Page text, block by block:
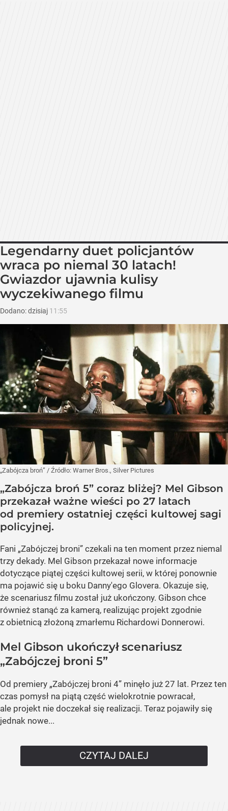
Legendarny duet policjantów
wraca po niemal 30 latach!
Gwiazdor ujawnia kulisy
wyczekiwanego filmu
Dodano:dzisiaj 11:55
„Zabójcza broń” / Źródło: Warner Bros., Silver Pictures
„Zabójcza broń 5” coraz bliżej? Mel Gibson
przekazał ważne wieści po 27 latach
od premiery ostatniej części kultowej sagi
policyjnej.
Fani „Zabójczej broni” czekali na ten moment przez niemal
trzy dekady. Mel Gibson przekazał nowe informacje
dotyczące piątej części kultowej serii, w której ponownie
ma pojawić się u boku Danny'ego Glovera. Okazuje się,
że scenariusz filmu został już ukończony. Gibson chce
również stanąć za kamerą, realizując projekt zgodnie
z obietnicą złożoną zmarłemu Richardowi Donnerowi.
Mel Gibson ukończył scenariusz
„Zabójczej broni 5”
Od premiery „Zabójczej broni 4” minęło już 27 lat. Przez ten
czas pomysł na piątą część wielokrotnie powracał,
ale projekt nie doczekał się realizacji. Teraz pojawiły się
jednak nowe...
CZYTAJ DALEJ